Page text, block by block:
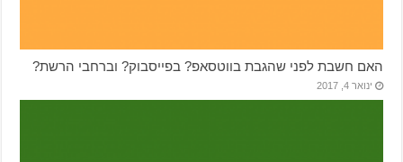
האם חשבת לפני שהגבת בווטסאפ? בפייסבוק? וברחבי הרשת?
ינואר 4, 2017